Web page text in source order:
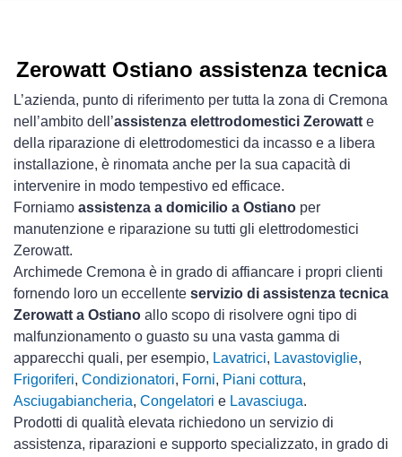
Zerowatt Ostiano assistenza tecnica
L’azienda, punto di riferimento per tutta la zona di Cremona
nell’ambito dell’assistenza elettrodomestici Zerowatt e
della riparazione di elettrodomestici da incasso e a libera
installazione, è rinomata anche per la sua capacità di
intervenire in modo tempestivo ed efficace.
Forniamo assistenza a domicilio a Ostiano per
manutenzione e riparazione su tutti gli elettrodomestici
Zerowatt.
Archimede Cremona è in grado di affiancare i propri clienti
fornendo loro un eccellente servizio di assistenza tecnica
Zerowatt a Ostiano allo scopo di risolvere ogni tipo di
malfunzionamento o guasto su una vasta gamma di
apparecchi quali, per esempio, Lavatrici, Lavastoviglie,
Frigoriferi, Condizionatori, Forni, Piani cottura,
Asciugabiancheria, Congelatori e Lavasciuga.
Prodotti di qualità elevata richiedono un servizio di
assistenza, riparazioni e supporto specializzato, in grado di